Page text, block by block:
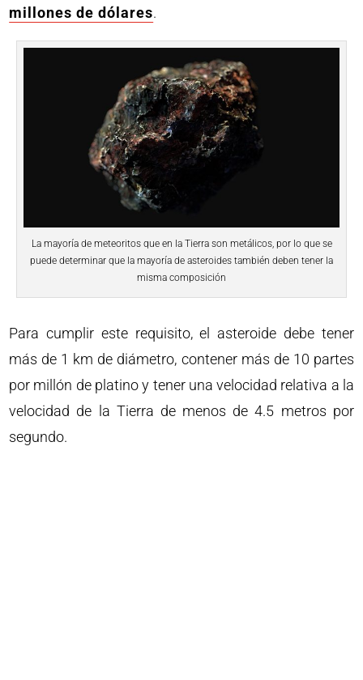
millones de dólares.
La mayoría de meteoritos que en la Tierra son metálicos, por lo que se
puede determinar que la mayoría de asteroides también deben tener la
misma composición
Para cumplir este requisito, el asteroide debe tener
más de 1 km de diámetro, contener más de 10 partes
por millón de platino y tener una velocidad relativa a la
velocidad de la Tierra de menos de 4.5 metros por
segundo.